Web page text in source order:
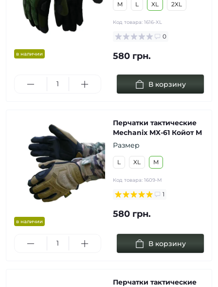
в наличии
M L XL 2XL
Код товара: 1616-XL
0
580 грн.
В корзину
в наличии
Перчатки тактические
Mechanix MX-61 Койот M
Размер
L XL M
Код товара: 1609-M
1
580 грн.
В корзину
Перчатки тактические